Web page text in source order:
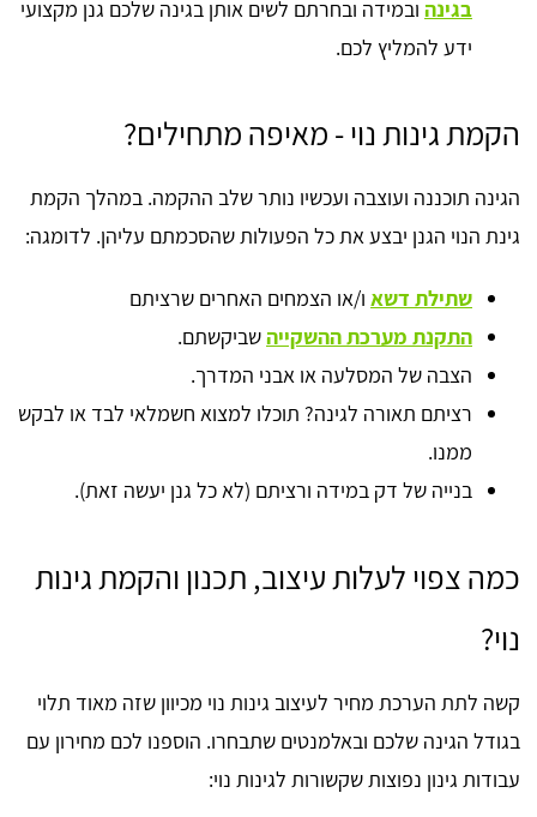
בגינה ובמידה ובחרתם לשים אותן בגינה שלכם גנן מקצועי
ידע להמליץ לכם.
הקמת גינות נוי - מאיפה מתחילים?
הגינה תוכננה ועוצבה ועכשיו נותר שלב ההקמה. במהלך הקמת
גינת הנוי הגנן יבצע את כל הפעולות שהסכמתם עליהן. לדומגה:
שתילת דשא ו/או הצמחים האחרים שרציתם
התקנת מערכת ההשקייהשביקשתם.
הצבה של המסלעה או אבני המדרך.
רציתם תאורה לגינה? תוכלו למצוא חשמלאי לבד או לבקש
ממנו.
בנייה של דק במידה ורציתם (לא כל גנן יעשה זאת).
כמה צפוי לעלות עיצוב, תכנון והקמת גינות
נוי?
קשה לתת הערכת מחיר לעיצוב גינות נוי מכיוון שזה מאוד תלוי
בגודל הגינה שלכם ובאלמנטים שתבחרו. הוספנו לכם מחירון עם
עבודות גינון נפוצות שקשורות לגינות נוי: